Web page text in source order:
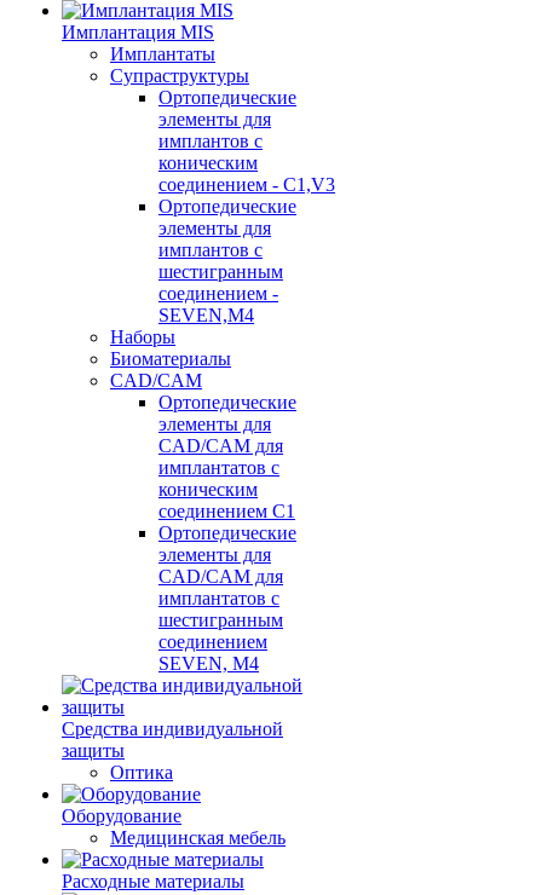
Имплантация MIS
Имплантаты
Супраструктуры
Ортопедические
элементы для
имплантов с
коническим
соединением - C1,V3
Ортопедические
элементы для
имплантов с
шестигранным
соединением -
SEVEN,M4
Наборы
Биоматериалы
CAD/CAM
Ортопедические
элементы для
CAD/CAM для
имплантатов с
коническим
соединением С1
Ортопедические
элементы для
CAD/CAM для
имплантатов с
шестигранным
соединением
SEVEN, М4
Средства индивидуальной
защиты
Оптика
Оборудование
Медицинская мебель
Расходные материалы